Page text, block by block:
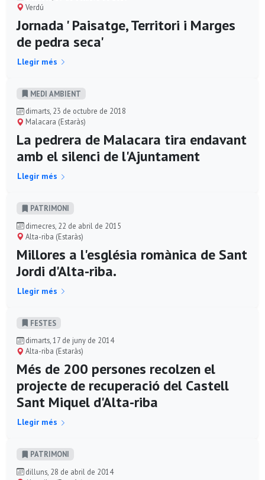
Verdú
Jornada ' Paisatge, Territori i Marges
de pedra seca'
Llegir més
MEDI AMBIENT
dimarts, 23 de octubre de 2018
Malacara (Estaràs)
La pedrera de Malacara tira endavant
amb el silenci de l'Ajuntament
Llegir més
PATRIMONI
dimecres, 22 de abril de 2015
Alta-riba (Estaràs)
Millores a l'església romànica de Sant
Jordi d'Alta-riba.
Llegir més
FESTES
dimarts, 17 de juny de 2014
Alta-riba (Estaràs)
Més de 200 persones recolzen el
projecte de recuperació del Castell
Sant Miquel d'Alta-riba
Llegir més
PATRIMONI
dilluns, 28 de abril de 2014